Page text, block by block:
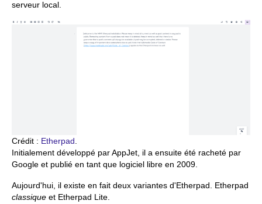
serveur local.
Crédit : Etherpad.
Initialement développé par AppJet, il a ensuite été racheté par
Google et publié en tant que logiciel libre en 2009.
Aujourd'hui, il existe en fait deux variantes d'Etherpad. Etherpad
classique et Etherpad Lite.